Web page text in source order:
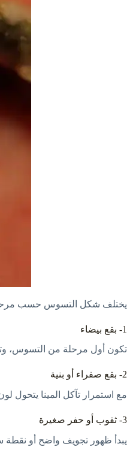
يختلف شكل التسوس حسب مرحلته،
1- بقع بيضاء
تكون أول مرحلة من التسوس،
2- بقع صفراء أو بنية
مع استمرار تآكل المينا يتحول
3- ثقوب أو حفر صغيرة
يبدأ ظهور تجويف واضح أو نقطة